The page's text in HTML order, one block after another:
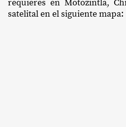
requieres en Motozintla,
satelital en el siguiente mapa: